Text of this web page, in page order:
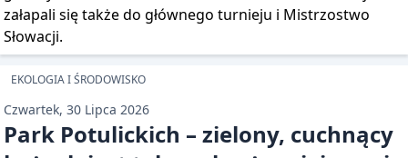
załapali się także do głównego turnieju i Mistrzostwo
Słowacji.
EKOLOGIA I ŚRODOWISKO
Czwartek, 30 Lipca 2026
Park Potulickich – zielony, cuchnący